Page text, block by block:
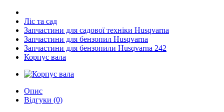
Ліс та сад
Запчастини для садової техніки Husqvarna
Запчастини для бензопил Husqvarna
Запчастини для бензопили Husqvarna 242
Корпус вала
Опис
Відгуки (0)